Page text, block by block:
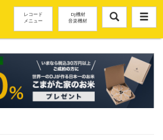
レコード
メニュー
DJ機材
音楽機材